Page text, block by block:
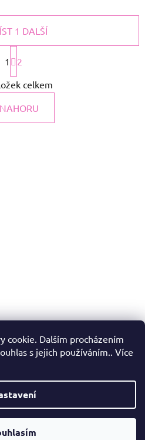
cookie. Dalším procházením
s jejich používáním.. Více
O
v
á
d
1 DALŠÍ
S
t
r
á
n
k
1 2
celkem
NAHORU
Shoptet